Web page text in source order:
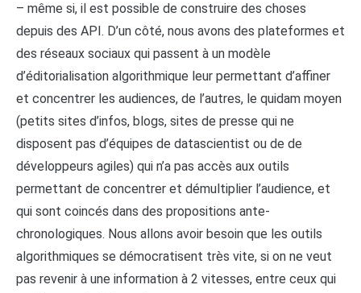
– même si, il est possible de construire des choses
depuis des API. D’un côté, nous avons des plateformes et
des réseaux sociaux qui passent à un modèle
d’éditorialisation algorithmique leur permettant d’affiner
et concentrer les audiences, de l’autres, le quidam moyen
(petits sites d’infos, blogs, sites de presse qui ne
disposent pas d’équipes de datascientist ou de de
développeurs agiles) qui n’a pas accès aux outils
permettant de concentrer et démultiplier l’audience, et
qui sont coincés dans des propositions ante-
chronologiques. Nous allons avoir besoin que les outils
algorithmiques se démocratisent très vite, si on ne veut
pas revenir à une information à 2 vitesses, entre ceux qui